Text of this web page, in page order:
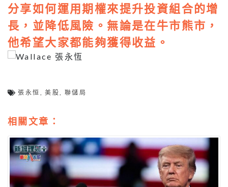
分享如何運用期權來提升投資組合的增
長，並降低風險。無論是在牛市熊市，
他希望大家都能夠獲得收益。
張永恒 ,美股,聯儲局
相關文章：